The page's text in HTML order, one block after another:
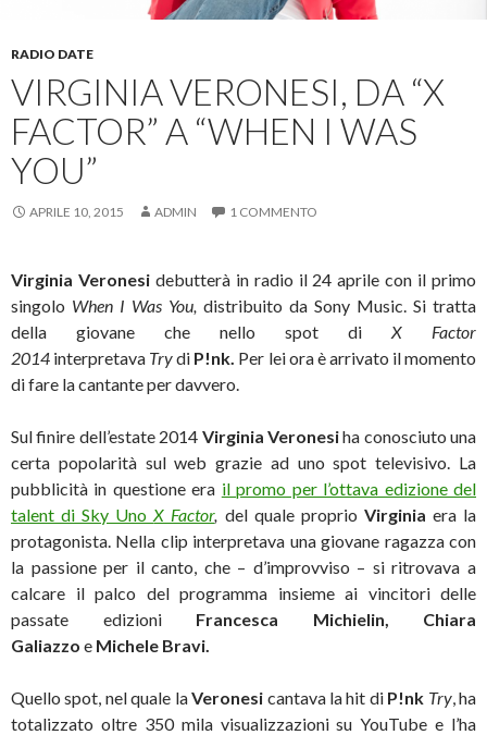
RADIO DATE
VIRGINIA VERONESI, DA “X
FACTOR” A “WHEN I WAS
YOU”
APRILE 10, 2015 ADMIN 1 COMMENTO
Virginia Veronesi debutterà in radio il 24 aprile con il primo
singolo When I Was You, distribuito da Sony Music. Si tratta
della giovane che nello spot di X Factor
2014 interpretava Trydi P!nk. Per lei ora è arrivato il momento
di fare la cantante per davvero.
Sul finire dell’estate 2014 Virginia Veronesiha conosciuto una
certa popolarità sul web grazie ad uno spot televisivo. La
pubblicità in questione era il promo per l’ottava edizione del
talent di Sky Uno X Factor, del quale proprio Virginia era la
protagonista. Nella clip interpretava una giovane ragazza con
la passione per il canto, che – d’improvviso – si ritrovava a
calcare il palco del programma insieme ai vincitori delle
passate edizioni Francesca Michielin, Chiara
Galiazzo e Michele Bravi.
Quello spot, nel quale laVeronesi cantava la hit di P!nk Try, ha
totalizzato oltre 350 mila visualizzazioni su YouTube e l’ha